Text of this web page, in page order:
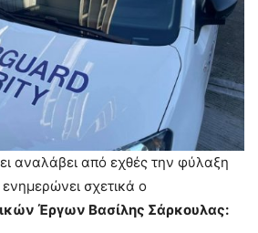
αναλάβει από εχθές την φύλαξη
σχετικά ο
Έργων Βασίλης Σάρκουλας: